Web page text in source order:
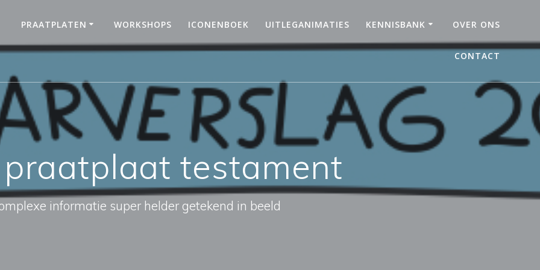
PRAATPLATEN WORKSHOPS ICONENBOEK UITLEGANIMATIES KENNISBANK OVER ONS
CONTACT
praatplaat testament
informatie super helder getekend in beeld